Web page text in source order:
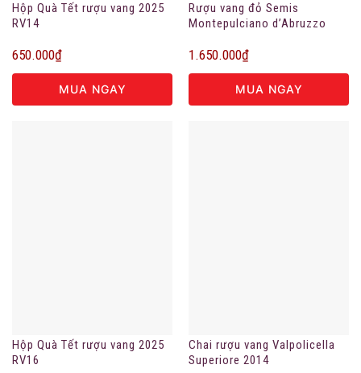
Hộp Quà Tết rượu vang 2025
RV14
650.000₫
MUA NGAY
Rượu vang đỏ Semis
Montepulciano d’Abruzzo
1.650.000₫
MUA NGAY
Hộp Quà Tết rượu vang 2025
RV16
Chai rượu vang Valpolicella
Superiore 2014